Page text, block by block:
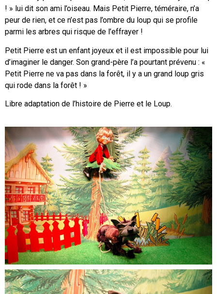
! » lui dit son ami l’oiseau. Mais Petit Pierre, téméraire, n’a
peur de rien, et ce n’est pas l’ombre du loup qui se profile
parmi les arbres qui risque de l’effrayer !
Petit Pierre est un enfant joyeux et il est impossible pour lui
d’imaginer le danger. Son grand-père l’a pourtant prévenu : «
Petit Pierre ne va pas dans la forêt, il y a un grand loup gris
qui rode dans la forêt ! »
Libre adaptation de l’histoire de Pierre et le Loup.